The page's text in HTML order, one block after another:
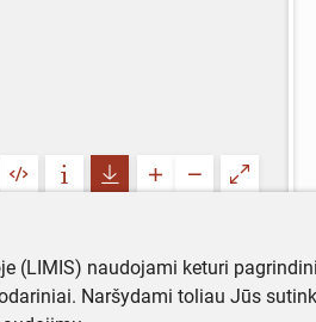
(LIMIS) naudojami keturi
Naršydami toliau Jūs